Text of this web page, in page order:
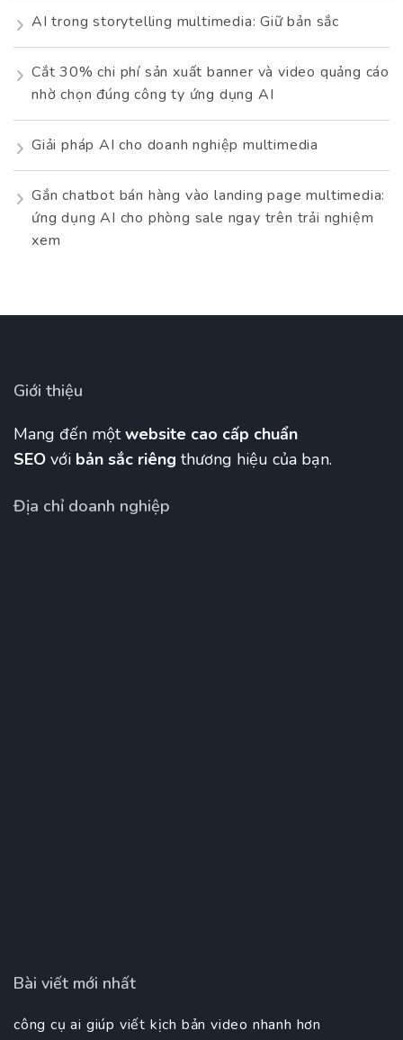
AI trong storytelling multimedia: Giữ bản sắc
Cắt 30% chi phí sản xuất banner và video quảng cáo
nhờ chọn đúng công ty ứng dụng AI
Giải pháp AI cho doanh nghiệp multimedia
Gắn chatbot bán hàng vào landing page multimedia:
ứng dụng AI cho phòng sale ngay trên trải nghiệm
xem
Giới thiệu
Mang đến mộtwebsite cao cấp chuẩn
SEO với bản sắc riêng thương hiệu của bạn.
Địa chỉ doanh nghiệp
Bài viết mới nhất
công cụ ai giúp viết kịch bản video nhanh hơn